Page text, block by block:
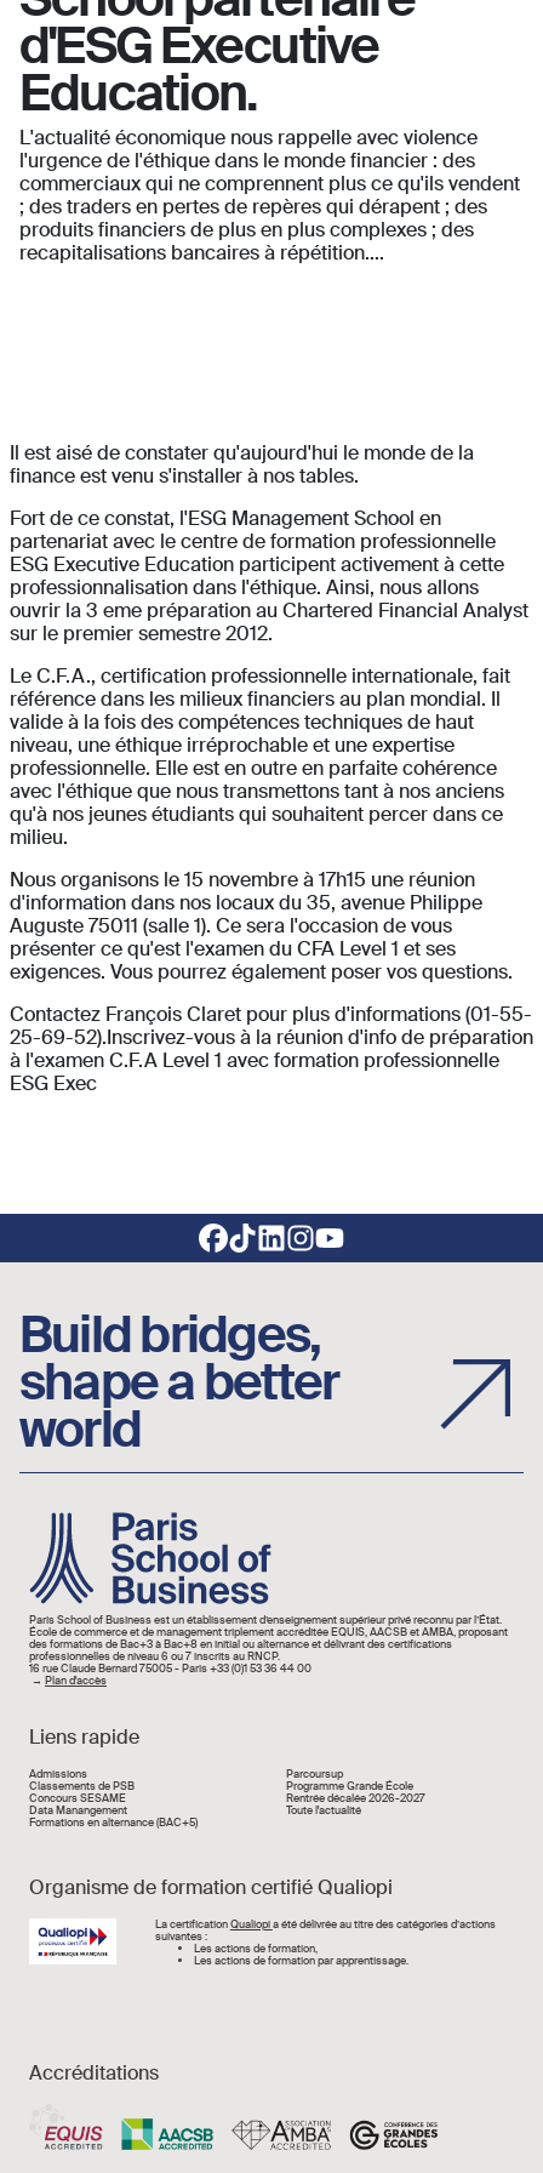
d'ESG Executive
Education.
L'actualité économique nous rappelle avec violence
l'urgence de l'éthique dans le monde financier : des
commerciaux qui ne comprennent plus ce qu'ils vendent
; des traders en pertes de repères qui dérapent ; des
produits financiers de plus en plus complexes ; des
recapitalisations bancaires à répétition....
Il est aisé de constater qu'aujourd'hui le monde de la
finance est venu s'installer à nos tables.
Fort de ce constat, l'ESG Management School en
partenariat avec le centre de formation professionnelle
ESG Executive Education participent activement à cette
professionnalisation dans l'éthique. Ainsi, nous allons
ouvrir la 3 eme préparation au Chartered Financial Analyst
sur le premier semestre 2012.
Le C.F.A., certification professionnelle internationale, fait
référence dans les milieux financiers au plan mondial. Il
valide à la fois des compétences techniques de haut
niveau, une éthique irréprochable et une expertise
professionnelle. Elle est en outre en parfaite cohérence
avec l'éthique que nous transmettons tant à nos anciens
qu'à nos jeunes étudiants qui souhaitent percer dans ce
milieu.
Nous organisons le 15 novembre à 17h15 une réunion
d'information dans nos locaux du 35, avenue Philippe
Auguste 75011 (salle 1). Ce sera l'occasion de vous
présenter ce qu'est l'examen du CFA Level 1 et ses
exigences. Vous pourrez également poser vos questions.
Contactez François Claret pour plus d'informations (01-55-
25-69-52).Inscrivez-vous à la réunion d'info de préparation
à l'examen C.F.A Level 1 avec formation professionnelle
ESG Exec
Footer social links
Build bridges,
shape a better
world
Image
Paris School of Business est un établissement d’enseignement supérieur privé reconnu par l’État.
École de commerce et de management triplement accréditée EQUIS, AACSB et AMBA, proposant
des formations de Bac+3 à Bac+8 en initial ou alternance et délivrant des certifications
professionnelles de niveau 6 ou 7 inscrits au RNCP.
16 rue Claude Bernard 75005 - Paris +33 (0)1 53 36 44 00
→ Plan d'accès
Liens rapide
Liens rapide
Admissions
Classements de PSB
Concours SESAME
Data Manangement
Formations en alternance (BAC+5)
Parcoursup
Programme Grande École
Rentrée décalée 2026-2027
Toute l'actualité
Organisme de formation certifié Qualiopi
Image La certificationQualiopia été délivrée au titre des catégories d’actions
suivantes :
Les actions de formation,
Les actions de formation par apprentissage.
Accréditations